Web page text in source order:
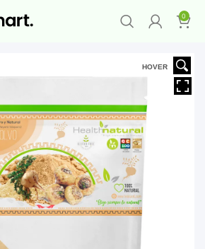
0
HOVER
Compra 12 unidades y llévate 1
¡LO QUIERO YA